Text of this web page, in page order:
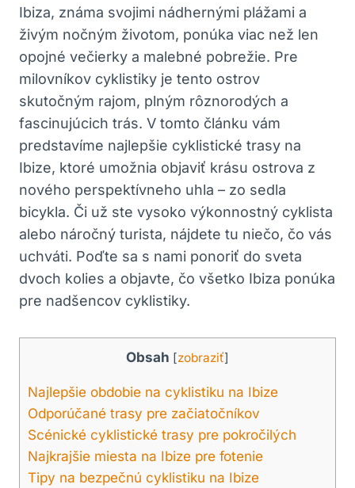
Ibiza, známa svojimi nádhernými plážami a
živým nočným životom, ponúka viac než len
opojné večierky a malebné pobrežie. Pre
milovníkov cyklistiky je tento ostrov
skutočným rajom, plným rôznorodých a
fascinujúcich trás. V tomto článku vám
predstavíme najlepšie cyklistické trasy na
Ibize, ktoré umožnia objaviť krásu ostrova z
nového perspektívneho uhla – zo sedla
bicykla. Či už ste vysoko výkonnostný cyklista
alebo náročný turista, nájdete tu niečo, čo vás
uchváti. Poďte sa s nami ponoriť do sveta
dvoch kolies a objavte, čo všetko Ibiza ponúka
pre nadšencov cyklistiky.
Obsah [zobraziť]
Najlepšie obdobie na cyklistiku na Ibize
Odporúčané trasy pre začiatočníkov
Scénické cyklistické trasy pre pokročilých
Najkrajšie miesta na Ibize pre fotenie
Tipy na bezpečnú cyklistiku na Ibize